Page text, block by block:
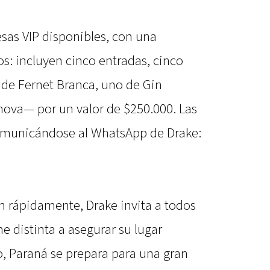
VIP disponibles, con una
incluyen cinco entradas, cinco
Fernet Branca, uno de Gin
por un valor de $250.000. Las
al WhatsApp de Drake:
rápidamente, Drake invita a todos
distinta a asegurar su lugar
se prepara para una gran